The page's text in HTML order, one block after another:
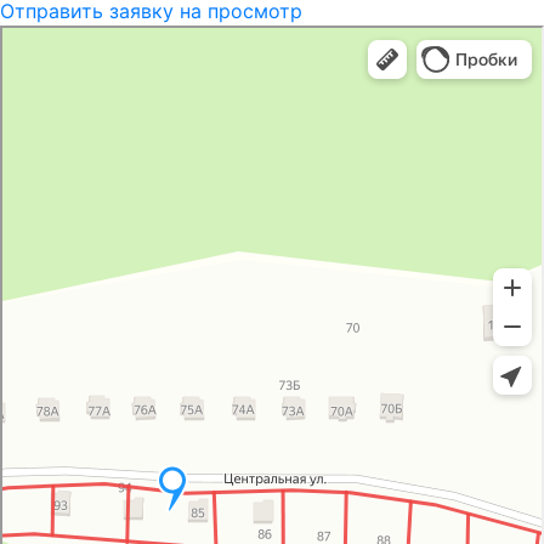
Отправить заявку на просмотр
Группа компаний Технолайн